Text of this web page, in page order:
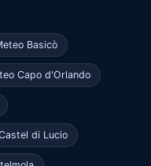
Basicò
Capo d'Orlando
di Lucio